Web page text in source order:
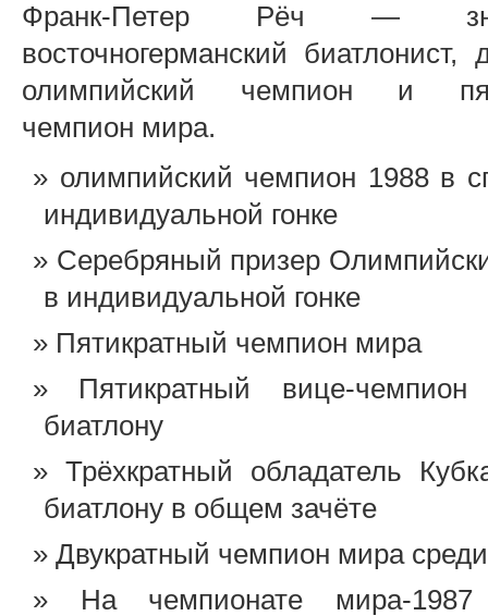
Франк-Петер Рёч —
восточногерманский биатлонист,
олимпийский чемпион и
чемпион мира.
олимпийский чемпион 1988 в
индивидуальной гонке
Серебряный призер
в индивидуальной гонке
Пятикратный чемпион мира
Пятикратный вице-
биатлону
Трёхкратный обладатель
биатлону в общем зачёте
Двукратный чемпион мира
На чемпионате мира-1987